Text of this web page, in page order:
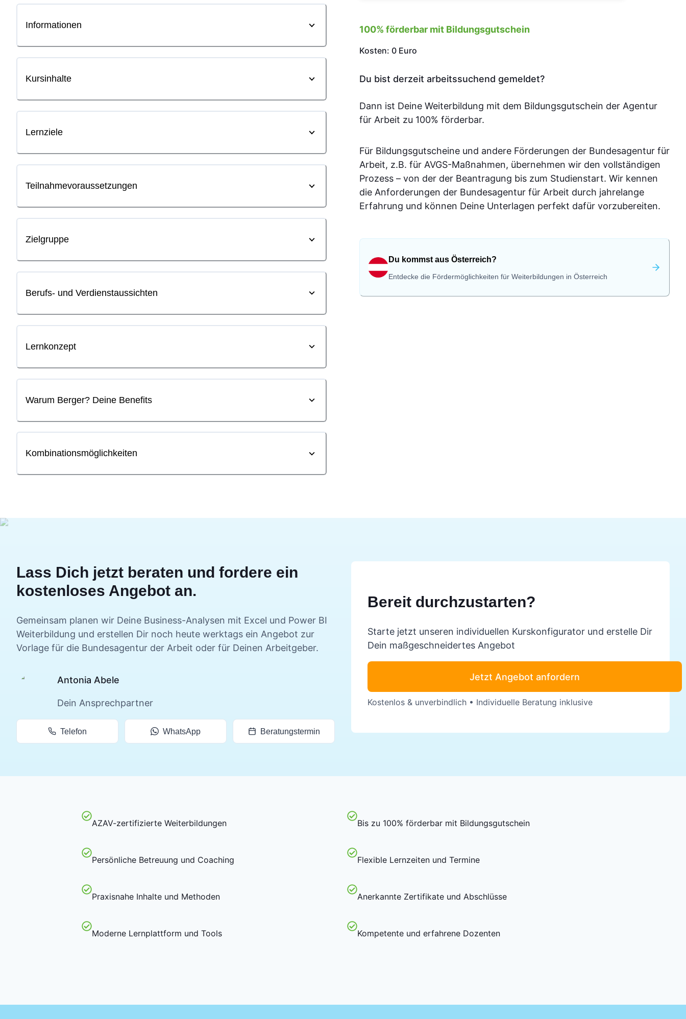
Informationen
Kursinhalte
Lernziele
Teilnahmevoraussetzungen
Zielgruppe
Berufs- und Verdienstaussichten
Lernkonzept
Warum Berger? Deine Benefits
Kombinationsmöglichkeiten
100% förderbar mit Bildungsgutschein
Kosten: 0 Euro
Du bist derzeit arbeitssuchend gemeldet?
Dann ist Deine Weiterbildung mit dem Bildungsgutschein der Agentur
für Arbeit zu 100% förderbar.
Für Bildungsgutscheine und andere Förderungen der Bundesagentur für
Arbeit, z.B. für AVGS-Maßnahmen, übernehmen wir den vollständigen
Prozess – von der der Beantragung bis zum Studienstart. Wir kennen
die Anforderungen der Bundesagentur für Arbeit durch jahrelange
Erfahrung und können Deine Unterlagen perfekt dafür vorzubereiten.
Du kommst aus Österreich?
Entdecke die Fördermöglichkeiten für Weiterbildungen in Österreich
Lass Dich jetzt beraten und fordere ein
kostenloses Angebot an.
Gemeinsam planen wir Deine Business-Analysen mit Excel und Power BI
Weiterbildung und erstellen Dir noch heute werktags ein Angebot zur
Vorlage für die Bundesagentur der Arbeit oder für Deinen Arbeitgeber.
Antonia Abele
Dein Ansprechpartner
Telefon WhatsApp Beratungstermin
Bereit durchzustarten?
Starte jetzt unseren individuellen Kurskonfigurator und erstelle Dir
Dein maßgeschneidertes Angebot
Jetzt Angebot anfordern
Kostenlos & unverbindlich • Individuelle Beratung inklusive
AZAV-zertifizierte Weiterbildungen Bis zu 100% förderbar mit Bildungsgutschein
Persönliche Betreuung und Coaching Flexible Lernzeiten und Termine
Praxisnahe Inhalte und Methoden Anerkannte Zertifikate und Abschlüsse
Moderne Lernplattform und Tools Kompetente und erfahrene Dozenten